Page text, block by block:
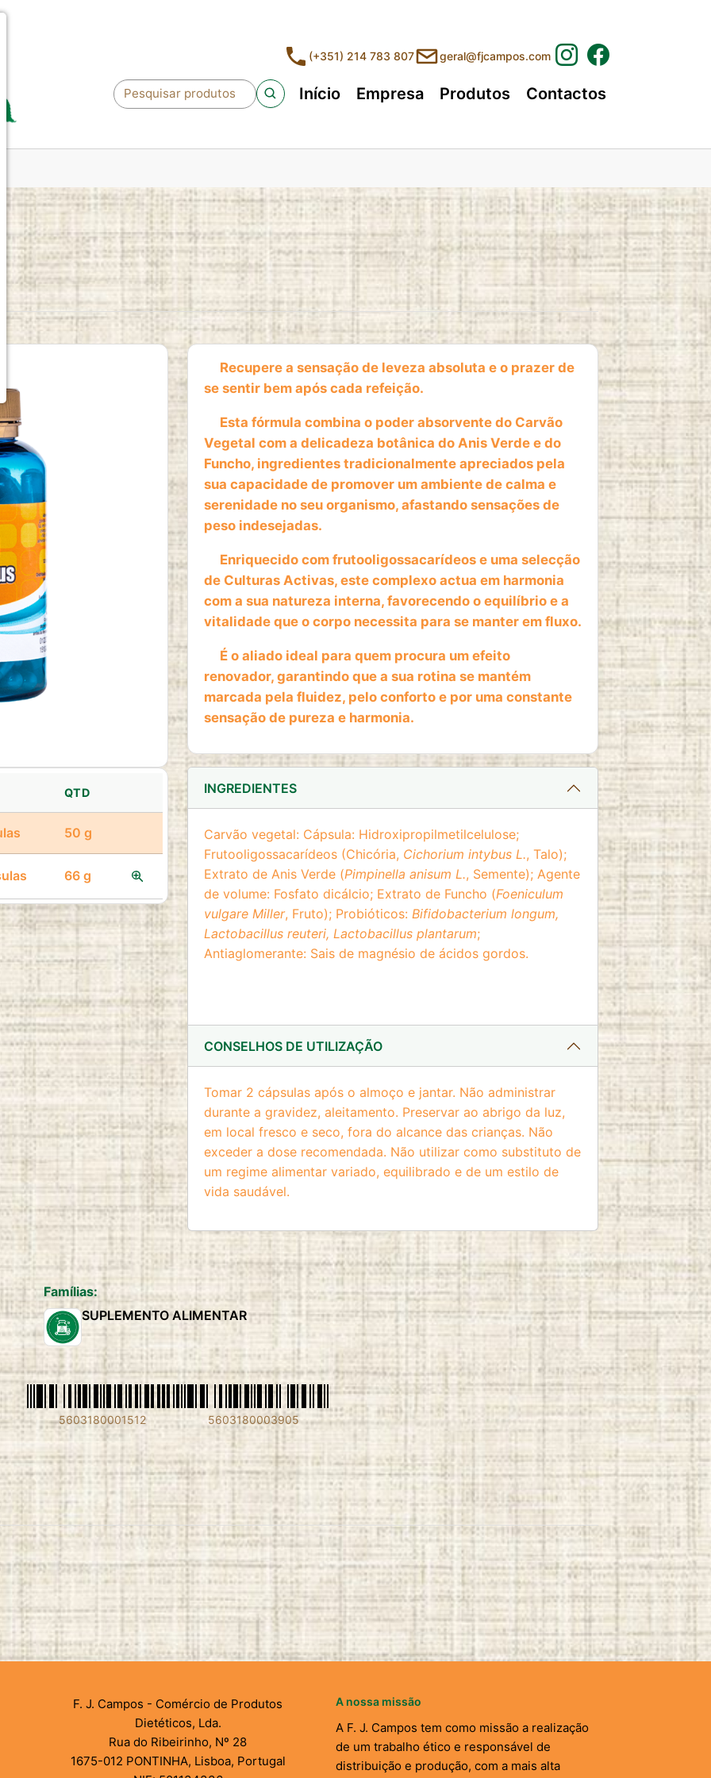
(+351) 214 783 807 geral@fjcampos.com
Pesquisar Início Empresa Produtos Contactos
QTD
50 g
66 g
Ver produto
Recupere a sensação de leveza absoluta e o prazer de
se sentir bem após cada refeição.
Esta fórmula combina o poder absorvente do Carvão
Vegetal com a delicadeza botânica do Anis Verde e do
Funcho, ingredientes tradicionalmente apreciados pela
sua capacidade de promover um ambiente de calma e
serenidade no seu organismo, afastando sensações de
peso indesejadas.
Enriquecido com frutooligossacarídeos e uma selecção
de Culturas Activas, este complexo actua em harmonia
com a sua natureza interna, favorecendo o equilíbrio e a
vitalidade que o corpo necessita para se manter em fluxo.
É o aliado ideal para quem procura um efeito
renovador, garantindo que a sua rotina se mantém
marcada pela fluidez, pelo conforto e por uma constante
sensação de pureza e harmonia.
INGREDIENTES
Carvão vegetal: Cápsula: Hidroxipropilmetilcelulose;
Frutooligossacarídeos (Chicória, Cichorium intybus L., Talo);
Extrato de Anis Verde (Pimpinella anisum L., Semente); Agente
de volume: Fosfato dicálcio; Extrato de Funcho (Foeniculum
vulgare Miller, Fruto); Probióticos: Bifidobacterium longum,
Lactobacillus reuteri, Lactobacillus plantarum;
Antiaglomerante: Sais de magnésio de ácidos gordos.
CONSELHOS DE UTILIZAÇÃO
Tomar 2 cápsulas após o almoço e jantar. Não administrar
durante a gravidez, aleitamento. Preservar ao abrigo da luz,
em local fresco e seco, fora do alcance das crianças. Não
exceder a dose recomendada. Não utilizar como substituto de
um regime alimentar variado, equilibrado e de um estilo de
vida saudável.
Famílias:
SUPLEMENTO ALIMENTAR
5603180001512 5603180003905
F. J. Campos - Comércio de Produtos
Dietéticos, Lda.
Rua do Ribeirinho, Nº 28
1675-012 PONTINHA, Lisboa, Portugal
A nossa missão
A F. J. Campos tem como missão a realização
de um trabalho ético e responsável de
distribuição e produção, com a mais alta